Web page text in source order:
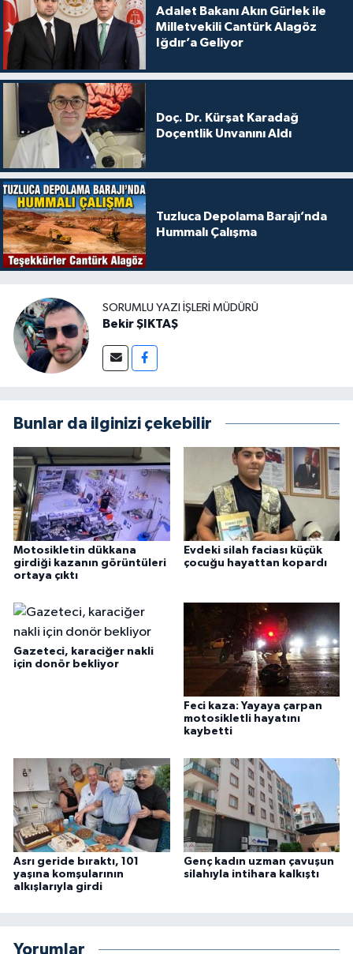
Adalet Bakanı Akın Gürlek ile
Milletvekili Cantürk Alagöz
Iğdır’a Geliyor
Doç. Dr. Kürşat Karadağ
Doçentlik Unvanını Aldı
Tuzluca Depolama Barajı’nda
Hummalı Çalışma
SORUMLU YAZI İŞLERI MÜDÜRÜ
Bekir ŞIKTAŞ
Bunlar da ilginizi çekebilir
Motosikletin dükkana
girdiği kazanın görüntüleri
ortaya çıktı
Evdeki silah faciası küçük
çocuğu hayattan kopardı
Gazeteci, karaciğer nakli
için donör bekliyor
Feci kaza: Yayaya çarpan
motosikletli hayatını
kaybetti
Asrı geride bıraktı, 101
yaşına komşularının
alkışlarıyla girdi
Genç kadın uzman çavuşun
silahıyla intihara kalkıştı
Yorumlar